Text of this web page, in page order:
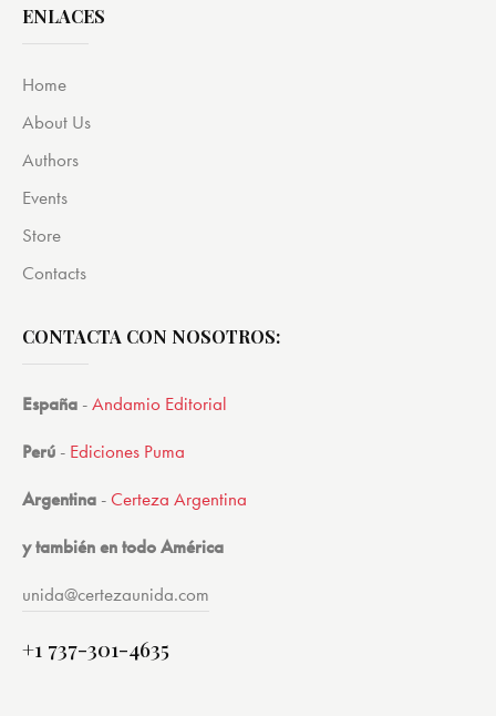
ENLACES
Home
About Us
Authors
Events
Store
Contacts
CONTACTA CON NOSOTROS:
España -Andamio Editorial
Perú - Ediciones Puma
Argentina -Certeza Argentina
y también en todo América
unida@certezaunida.com
+1 737-301-4635